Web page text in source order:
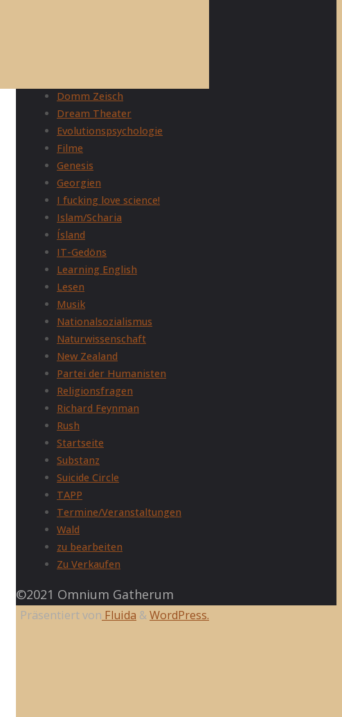
Domm Zeisch
Dream Theater
Evolutionspsychologie
Filme
Genesis
Georgien
I fucking love science!
Islam/Scharia
Ísland
IT-Gedöns
Learning English
Lesen
Musik
Nationalsozialismus
Naturwissenschaft
New Zealand
Partei der Humanisten
Religionsfragen
Richard Feynman
Rush
Startseite
Substanz
Suicide Circle
TAPP
Termine/Veranstaltungen
Wald
zu bearbeiten
Zu Verkaufen
©2021 Omnium Gatherum
Präsentiert von Fluida &WordPress.